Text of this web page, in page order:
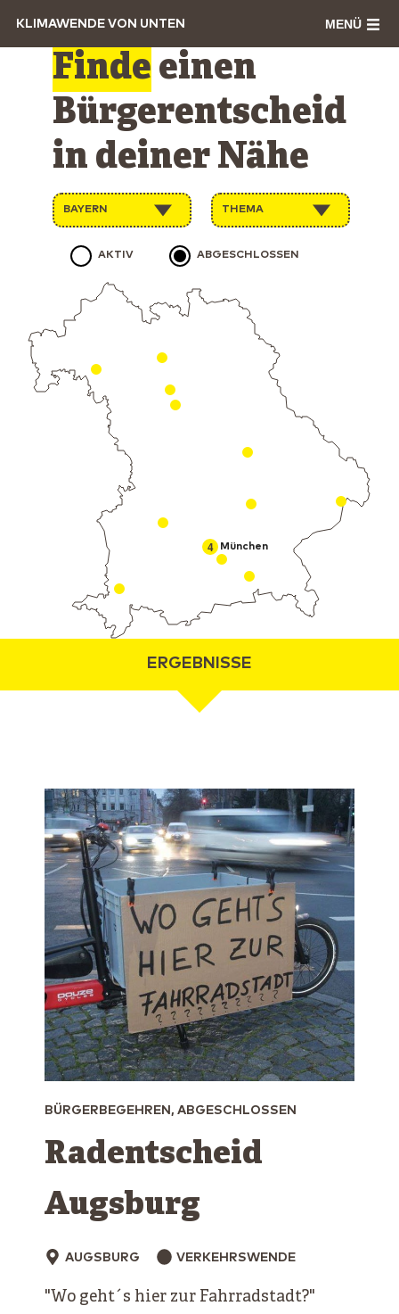
KLIMAWENDE VON UNTEN MENÜ
4 München
Finde einen
Bürgerentscheid
in deiner Nähe
BAYERN THEMA
AKTIV ABGESCHLOSSEN
ERGEBNISSE
BÜRGERBEGEHREN, ABGESCHLOSSEN
Radentscheid
Augsburg
AUGSBURG VERKEHRSWENDE
"Wo geht´s hier zur Fahrradstadt?"